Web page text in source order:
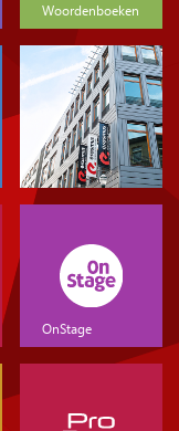
Woordenboeken
OnStage